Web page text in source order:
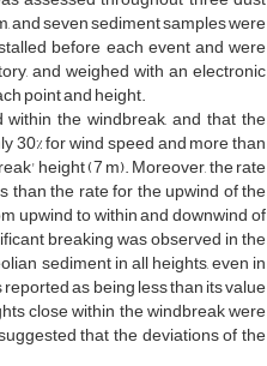
and seven sediment samples were
before each event and were
and weighed with an electronic
point and height.
the windbreak, and that the
for wind speed and more than
height (7 m). Moreover, the rate
than the rate for the upwind of the
upwind to within and downwind of
breaking was observed in the
sediment in all heights, even in
as being less than its value
close within the windbreak were
that the deviations of the